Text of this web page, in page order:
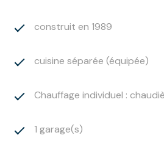
Les informations sur les risques
www.georisque.gouv.fr
Les informations sur les risques
construit en 1989
cuisine séparée (équipée)
Chauffage individuel :
1 garage(s)